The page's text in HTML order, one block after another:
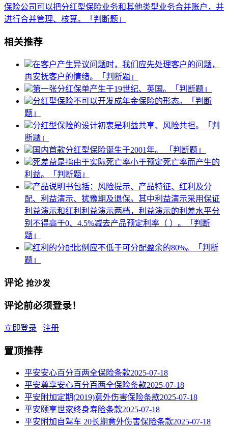
保险公司可以把分红型保险业务和其他类型业务合并账户，并
进行合并管理、核算。「判断题」
相关推荐
在客户产生异议问题时，我们应先处理客户的问题，
再安抚客户的情绪。「判断题」
第一张分红保单产生于19世纪、英国。「判断题」
分红型保险不可以开发成年金保险的形态。「判断
题」
分红型保险的设计初衷是利益共享、风险共担。「判
断题」
国内首款分红型保险诞生于2001年。 「判断题」
死差益是指由于实际死亡率小于预定死亡率而产生的
利益。「判断题」
产品说明书包括：风险提示、产品特征、红利及分
配、利益演示、犹豫期及退保。其中利益演示采用保证
利益演示和红利利益演示两档，利益演示的利差水平分
别不得高于0、4.5%减去产品预定利率（ ）。「判断
题」
红利的分配比例应不低于可分配盈余的80%。「判断
题」
评论 抢沙发
评论前必须登录！
立即登录 注册
置顶推荐
平安安心百分百两全保险条款2025-07-18
平安尊享安心百分百两全保险条款2025-07-18
平安附加定期(2019)意外伤害保险条款2025-07-18
平安颐享世家终身寿险条款2025-07-18
平安附加自驾车 20长期意外伤害保险条款2025-07-18